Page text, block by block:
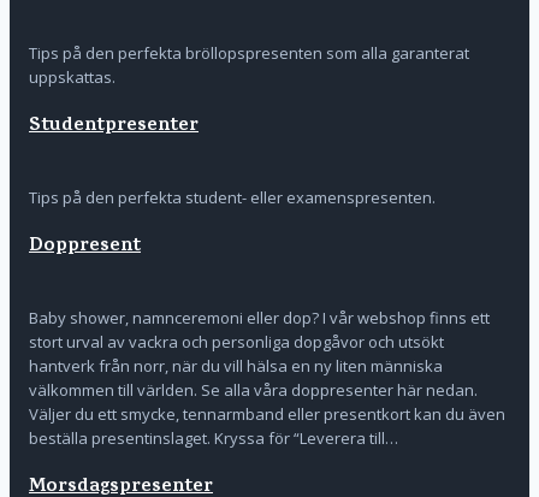
Tips på den perfekta bröllopspresenten som alla garanterat
uppskattas.
Studentpresenter
Tips på den perfekta student- eller examenspresenten.
Doppresent
Baby shower, namnceremoni eller dop? I vår webshop finns ett
stort urval av vackra och personliga dopgåvor och utsökt
hantverk från norr, när du vill hälsa en ny liten människa
välkommen till världen. Se alla våra doppresenter här nedan.
Väljer du ett smycke, tennarmband eller presentkort kan du även
beställa presentinslaget. Kryssa för “Leverera till…
Morsdagspresenter